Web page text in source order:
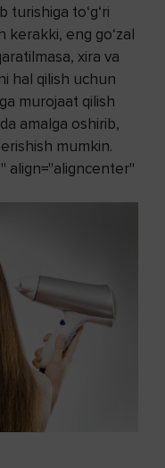
turishiga to‘g‘ri
kerakki, eng go‘zal
xira va
hal qilish uchun
murojaat qilish
amalga oshirib,
mumkin.
align="aligncenter"